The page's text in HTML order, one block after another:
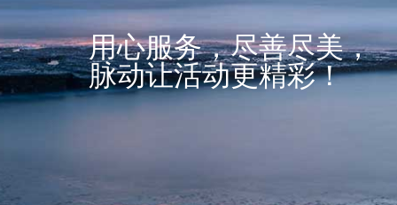
用心服务，尽善尽美，
脉动让活动更精彩！